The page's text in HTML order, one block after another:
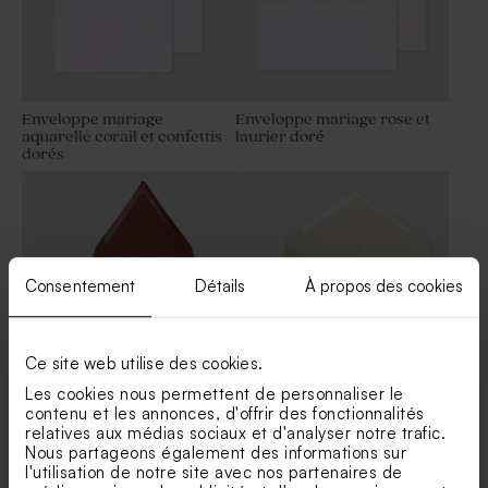
Consentement Détails À propos des cookies
Ce site web utilise des cookies.
Les cookies nous permettent de personnaliser le
contenu et les annonces, d'offrir des fonctionnalités
relatives aux médias sociaux et d'analyser notre trafic.
Nous partageons également des informations sur
l'utilisation de notre site avec nos partenaires de
Enveloppe mariage
aquarelle corail et confettis
dorés
Enveloppe mariage rose et
laurier doré
Enveloppe carrée mariage
rouille
Enveloppe rectangulaire
mariage papier recyclé
moucheté